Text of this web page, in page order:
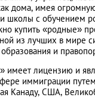
дома, имея
школы с обучением
купить «родные»
из лучших в мире
и
имеет лицензию и
иммиграции
Канаду, США,